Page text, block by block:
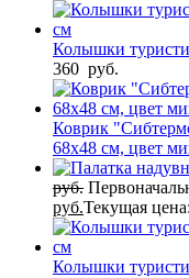
Колышки
360 руб.
Коврик
68х48 см, цвет
руб.
руб.Текущая
Колышки